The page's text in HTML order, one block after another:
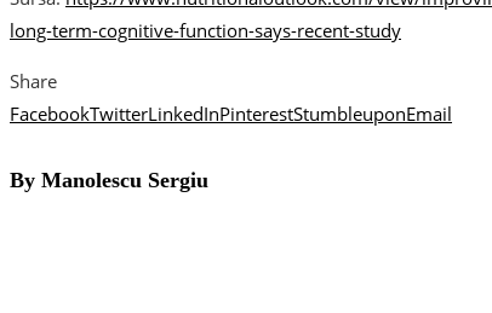
long-term-cognitive-function-says-recent-study
Share
FacebookTwitterLinkedInPinterestStumbleuponEmail
By Manolescu Sergiu